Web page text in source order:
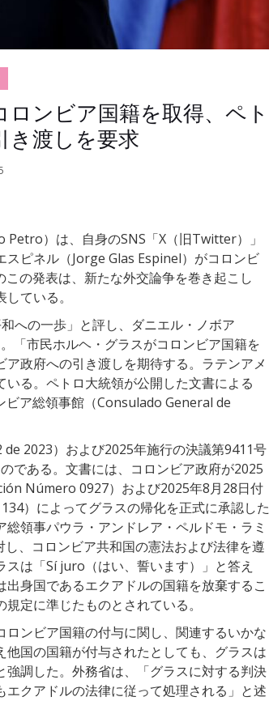
ンビア国籍を取得、ペト
き渡しを要求
）は、自身のSNS「X（旧Twitter）」
ピネル（Jorge Glas Espinel）がコロンビ
の発表は、新たな外交論争を巻き起こし
ている。
への一歩」と評し、ダニエル・ノボア
「市民ホルヘ・グラスがコロンビア国籍を
政府への引き渡しを期待する。ラテンアメ
る。ペトロ大統領が公開した文書による
ビア総領事館（Consulado General de
2023）および2025年施行の決議第9411号
である。文書には、コロンビア政府が2025
Número 0927）および2025年8月28日付
）によってグラスの帰化を正式に承認した
領事パウラ・アンドレア・ペルドモ・ラミ
、コロンビア共和国の憲法および法律を遵
は「Sí juro（はい、誓います）」と答え
身国であるエクアドルの国籍を放棄するこ
定に準じたものとされている。
ンビア国籍の付与に関し、関連するいかな
国の国籍が付与されたとしても、グラスは
調した。外務省は、「グラスに対する判決
クアドルの法律に従って処理される」と述